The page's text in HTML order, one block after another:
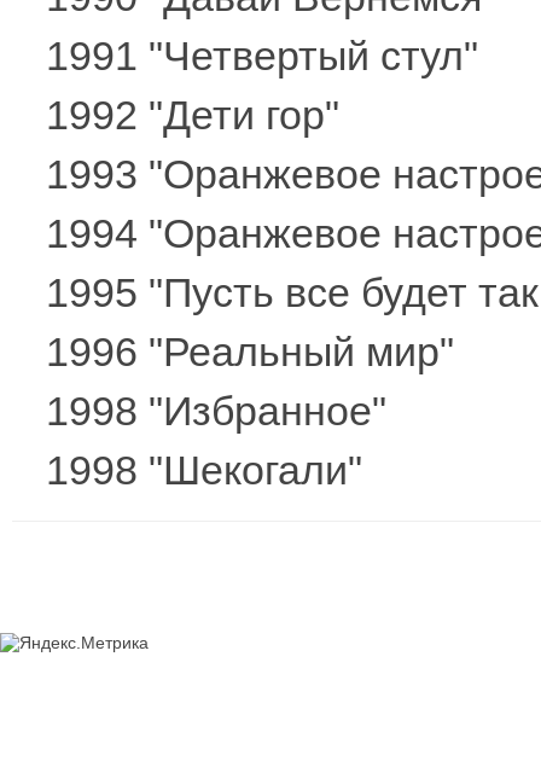
1991 "Четвертый стул"
1992 "Дети гор"
1993 "Оранжевое
1994 "Оранжевое
1995 "Пусть все будет
1996 "Реальный мир"
1998 "Избранное"
1998 "Шекогали"